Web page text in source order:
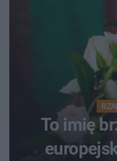
To imię